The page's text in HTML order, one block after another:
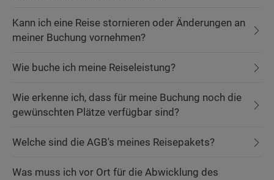
Kann ich eine Reise stornieren oder Änderungen an
meiner Buchung vornehmen?
Wie buche ich meine Reiseleistung?
Wie erkenne ich, dass für meine Buchung noch die
gewünschten Plätze verfügbar sind?
Welche sind die AGB's meines Reisepakets?
Was muss ich vor Ort für die Abwicklung des